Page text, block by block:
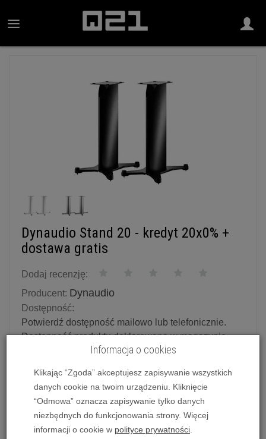
Dynaudio Stand 20 - kredyt 20x0% +
dostawa gratis
Dodaj recenzję:
Producent: Dynaudio
Dostępność:
Potwierdź dostępność mailowo lub telefonicznie.
Dostępność produktu deklarowana w magazynie
Powiadom o dostępności
Historia ceny
Dostępna kolorystyka
Informacja o cookies
Klikając “Zgoda” akceptujesz zapisywanie wszystkich
danych cookie na twoim urządzeniu. Kliknięcie
“Odmowa” oznacza zapisywanie tylko danych
niezbędnych do funkcjonowania strony. Więcej
informacji o cookie w polityce prywatności